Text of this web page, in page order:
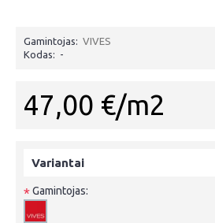
Gamintojas: VIVES
Kodas: -
47,00 €/m2
Variantai
*Gamintojas: